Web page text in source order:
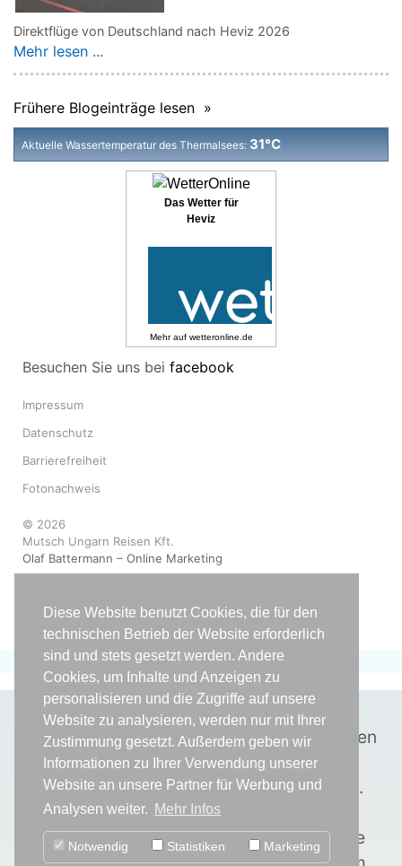
Diese Website benutzt Cookies, die für den
technischen Betrieb der Website erforderlich
sind und stets gesetzt werden. Andere
Cookies, um Inhalte und Anzeigen zu
personalisieren und die Zugriffe auf unsere
Website zu analysieren, werden nur mit Ihrer
Zustimmung gesetzt. Außerdem geben wir
Informationen zu Ihrer Verwendung unserer
Website an unsere Partner für Werbung und
Analysen weiter. Mehr Infos
Notwendig Statistiken Marketing
Direktflüge von Deutschland nach Heviz 2026
Mehr lesen ...
Frühere Blogeinträge lesen »
Aktuelle Wassertemperatur des Thermalsees: 31°C
Das Wetter für
Heviz
Mehr auf wetteronline.de
Besuchen Sie uns bei facebook
Impressum
Datenschutz
Barrierefreiheit
Fotonachweis
© 2026
Mutsch Ungarn Reisen Kft.
Olaf Battermann – Online Marketing
WICHTIGE INFORMATION
* ACHTUNG!Unbedingt Kontraindikationen
beachten!
Weitere Informationen finden SieHIER .
**Der Vergleichsrechner gibt
Durchschnittswerte wieder. Diese Werte